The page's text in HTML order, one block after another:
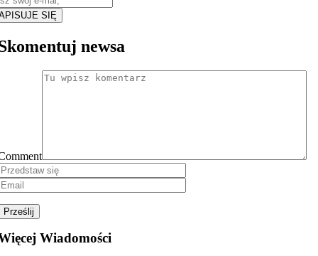
SIĘ
newsa
Wiadomości